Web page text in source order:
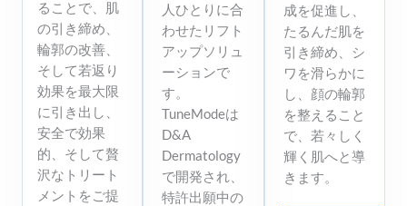
ることで、肌
の引き締め、
輪郭の改善、
そして若返り
効果を最大限
に引き出し、
安全で効果
的、そして贅
沢なトリート
メントをご提
人ひとりに合
わせたリフト
アップソリュ
ーションで
す。
TuneModeは
D&A
Dermatology
で開発され、
特許出願中の
成を促進し、
たるんだ肌を
引き締め、シ
ワを滑らかに
し、顔の輪郭
を整えること
で、若々しく
輝く肌へと導
きます。